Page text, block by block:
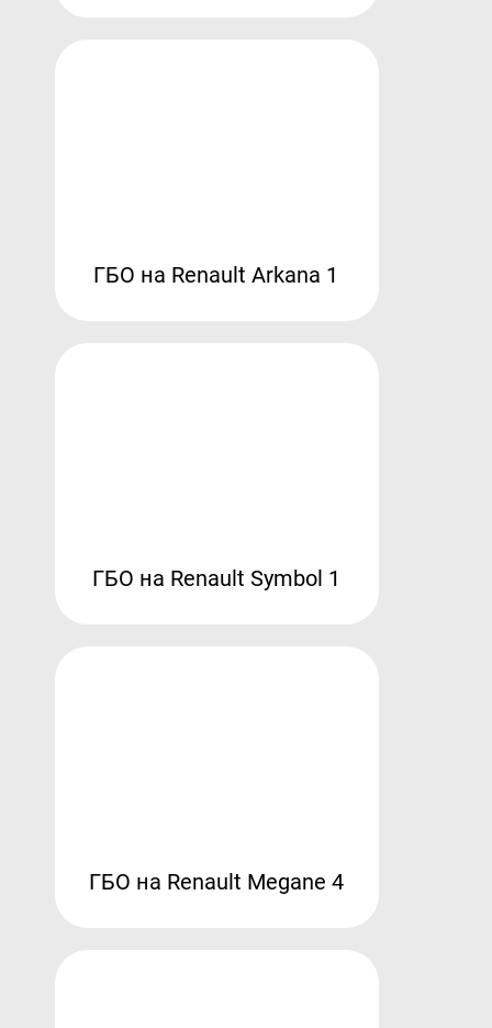
ГБО на Renault Arkana 1
ГБО на Renault Symbol 1
ГБО на Renault Megane 4